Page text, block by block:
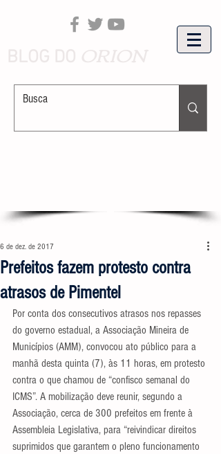
Prefeitos fazem protesto contra
atrasos de Pimentel
6 de dez. de 2017
Por conta dos consecutivos atrasos nos repasses
do governo estadual, a Associação Mineira de
Municípios (AMM), convocou ato público para a
manhã desta quinta (7), às 11 horas, em protesto
contra o que chamou de “confisco semanal do
ICMS”. A mobilização deve reunir, segundo a
Associação, cerca de 300 prefeitos em frente à
Assembleia Legislativa, para “reivindicar direitos
suprimidos que garantem o pleno funcionamento